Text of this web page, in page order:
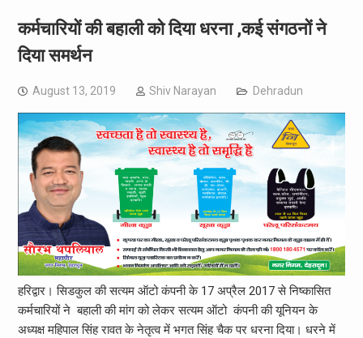
कर्मचारियों की बहाली को दिया धरना ,कई संगठनों ने
दिया समर्थन
August 13, 2019 Shiv Narayan Dehradun
हरिद्वार। सिडकुल की सत्यम ऑटो कंपनी के 17 अप्रैल 2017 से निष्कासित
कर्मचारियों ने बहाली की मांग को लेकर सत्यम ऑटो कंपनी की यूनियन के
अध्यक्ष महिपाल सिंह रावत के नेतृत्व में भगत सिंह चैक पर धरना दिया। धरने में